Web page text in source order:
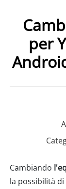
per
Cambiando
la possibilità